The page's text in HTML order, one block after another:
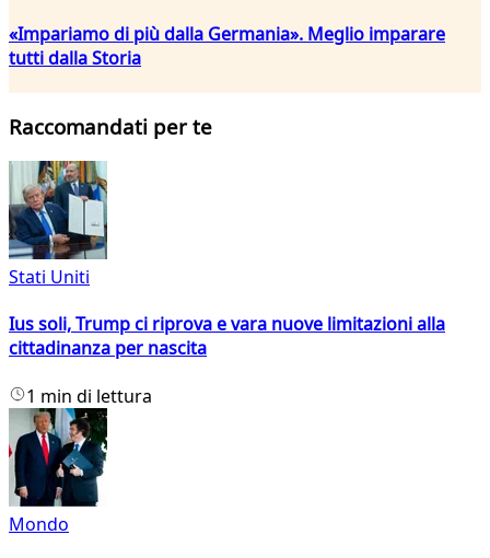
«Impariamo di più dalla Germania». Meglio imparare
tutti dalla Storia
Raccomandati per te
Stati Uniti
Ius soli, Trump ci riprova e vara nuove limitazioni alla
cittadinanza per nascita
1 min di lettura
Mondo